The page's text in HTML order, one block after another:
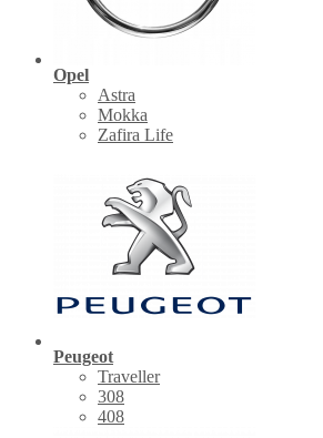
Opel
Astra
Mokka
Zafira Life
Peugeot
Traveller
308
408